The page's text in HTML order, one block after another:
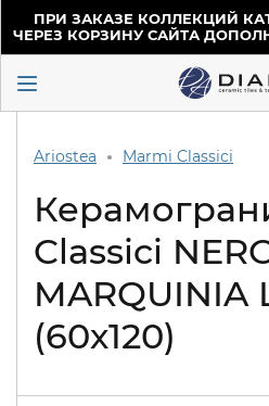
ПРИ ЗАКАЗЕ КОЛЛЕКЦИЙ
ЧЕРЕЗ КОРЗИНУ САЙТА
Ariostea Marmi Classici
Classici
MARQUINIA
(60х120)